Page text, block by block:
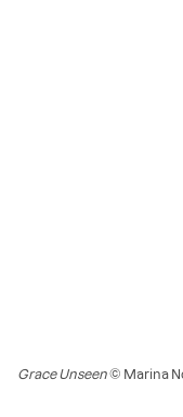
Grace Unseen© Marina